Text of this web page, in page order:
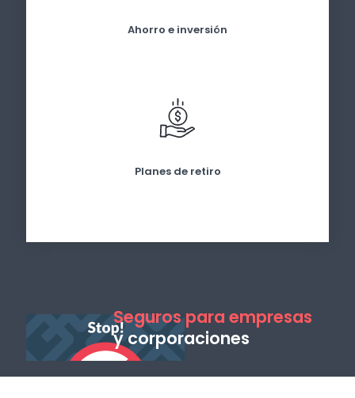
Ahorro e inversión
Planes de retiro
Seguros para empresas
y corporaciones